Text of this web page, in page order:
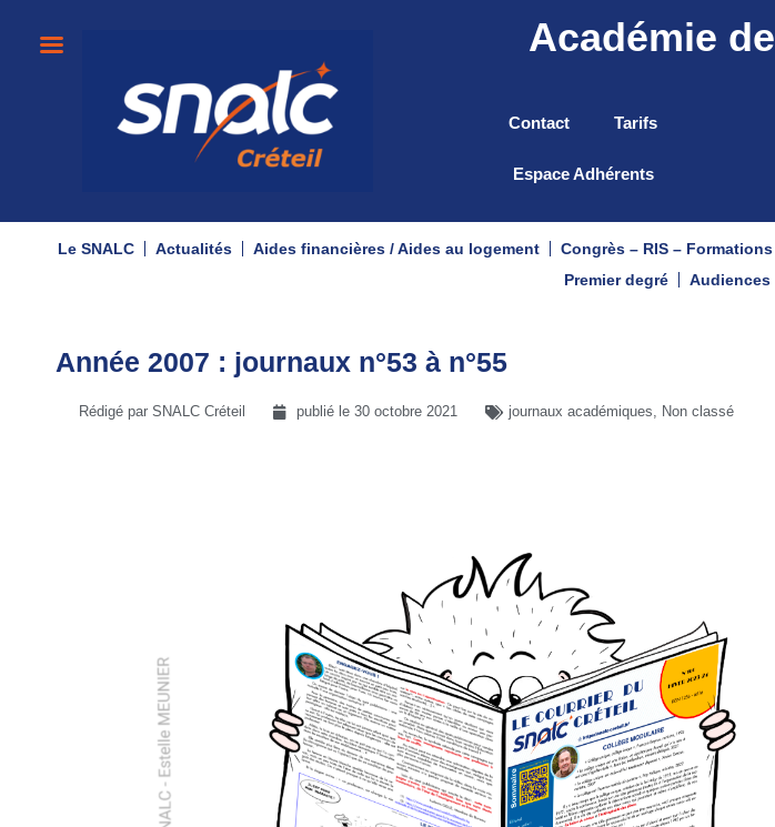
Académie de
Contact Tarifs
Espace Adhérents
Le SNALC Actualités Aides financières / Aides au logement Congrès – RIS – Formations
Premier degré
Audiences
Année 2007 : journaux n°53 à n°55
Rédigé par SNALC Créteil publié le 30 octobre 2021 journaux académiques, Non classé